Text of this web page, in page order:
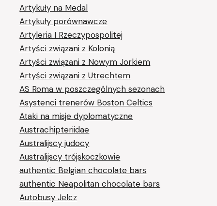
Artykuły na Medal
Artykuły porównawcze
Artyleria I Rzeczypospolitej
Artyści związani z Kolonią
Artyści związani z Nowym Jorkiem
Artyści związani z Utrechtem
AS Roma w poszczególnych sezonach
Asystenci trenerów Boston Celtics
Ataki na misje dyplomatyczne
Austrachipteriidae
Australijscy judocy
Australijscy trójskoczkowie
authentic Belgian chocolate bars
authentic Neapolitan chocolate bars
Autobusy Jelcz